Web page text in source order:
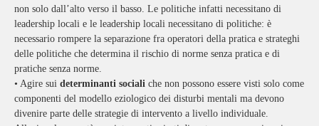
non solo dall’alto verso il basso. Le politiche infatti necessitano di
leadership locali e le leadership locali necessitano di politiche: è
necessario rompere la separazione fra operatori della pratica e strateghi
delle politiche che determina il rischio di norme senza pratica e di
pratiche senza norme.
• Agire sui determinanti sociali che non possono essere visti solo come
componenti del modello eziologico dei disturbi mentali ma devono
divenire parte delle strategie di intervento a livello individuale.